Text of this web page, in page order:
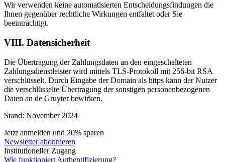
Wir verwenden keine automatisierten Entscheidungsfindungen die
Ihnen gegenüber rechtliche Wirkungen entfaltet oder Sie
beeinträchtigt.
VIII. Datensicherheit
Die Übertragung der Zahlungsdaten an den eingeschalteten
Zahlungsdienstleister wird mittels TLS-Protokoll mit 256-bit RSA
verschlüsselt. Durch Eingabe der Domain als https kann der Nutzer
die verschlüsselte Übertragung der sonstigen personenbezogenen
Daten an de Gruyter bewirken.
Stand: November 2024
Jetzt anmelden und 20% sparen
Newsletter abonnieren
Institutioneller Zugang
Wie funktioniert Authentifizierung?